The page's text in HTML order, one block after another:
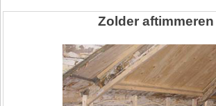
Zolder aftimmeren